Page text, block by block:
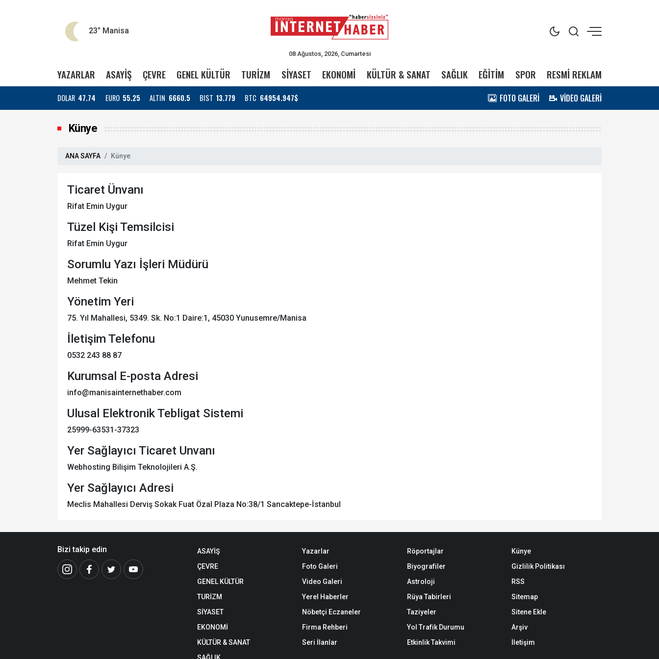
23° Manisa
08 Ağustos, 2026, Cumartesi
YAZARLAR ASAYİŞ ÇEVRE GENEL KÜLTÜR TURİZM SİYASET EKONOMİ KÜLTÜR & SANAT SAĞLIK EĞİTİM SPOR RESMİ REKLAM
DOLAR 47.74 EURO 55.25 ALTIN 6660.5 BIST 13.779 BTC 64954.947$ FOTO GALERİ VİDEO GALERİ
Künye
ANA SAYFA Künye
Ticaret Ünvanı
Rifat Emin Uygur
Tüzel Kişi Temsilcisi
Rifat Emin Uygur
Sorumlu Yazı İşleri Müdürü
Mehmet Tekin
Yönetim Yeri
75. Yıl Mahallesi, 5349. Sk. No:1 Daire:1, 45030 Yunusemre/Manisa
İletişim Telefonu
0532 243 88 87
Kurumsal E-posta Adresi
info@manisainternethaber.com
Ulusal Elektronik Tebligat Sistemi
25999-63531-37323
Yer Sağlayıcı Ticaret Unvanı
Webhosting Bilişim Teknolojileri A.Ş.
Yer Sağlayıcı Adresi
Meclis Mahallesi Derviş Sokak Fuat Özal Plaza No:38/1 Sancaktepe-İstanbul
Bizi takip edin
ASAYİŞ
ÇEVRE
GENEL KÜLTÜR
TURİZM
SİYASET
EKONOMİ
KÜLTÜR & SANAT
Yazarlar
Foto Galeri
Video Galeri
Yerel Haberler
Nöbetçi Eczaneler
Firma Rehberi
Seri İlanlar
Röportajlar
Biyografiler
Astroloji
Rüya Tabirleri
Taziyeler
Yol Trafik Durumu
Etkinlik Takvimi
Künye
Gizlilik Politikası
RSS
Sitemap
Sitene Ekle
Arşiv
İletişim